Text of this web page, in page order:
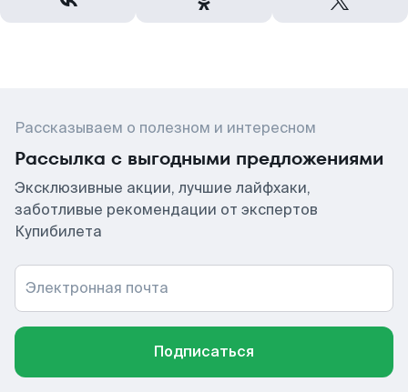
Рассказываем о полезном и интересном
Рассылка с выгодными предложениями
Эксклюзивные акции, лучшие лайфхаки,
заботливые рекомендации от экспертов
Купибилета
Электронная почта
Подписаться